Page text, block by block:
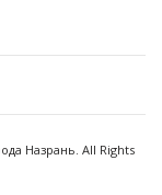
Назрань. All Rights